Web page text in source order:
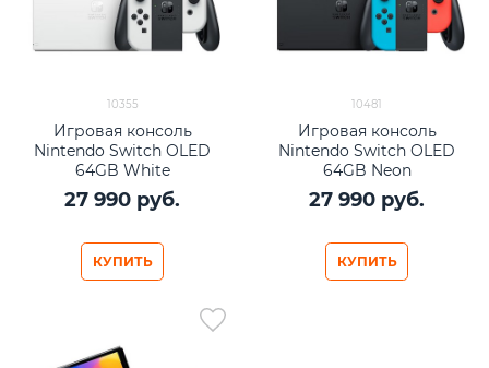
10355
Игровая консоль
Nintendo Switch OLED
64GB White
27 990 руб.
КУПИТЬ
10481
Игровая консоль
Nintendo Switch OLED
64GB Neon
27 990 руб.
КУПИТЬ